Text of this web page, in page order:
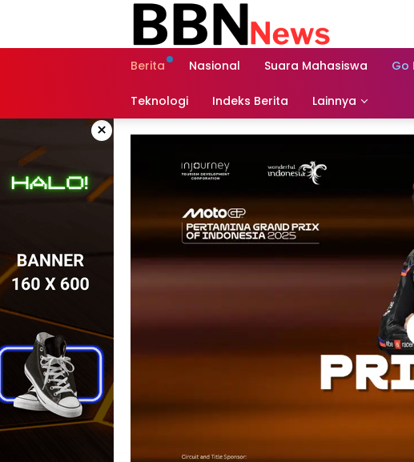
Berita Nasional Suara Mahasiswa Go
Teknologi Indeks Berita Lainnya
×